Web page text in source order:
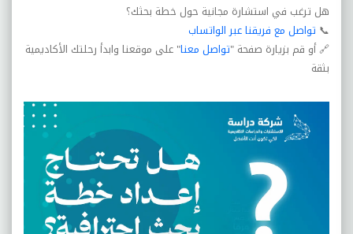
هل ترغب في استشارة مجانية حول خطة بحثك؟
📞 تواصل مع فريقنا عبر الواتساب
🔗أو قم بزيارة صفحة "تواصل معنا" على موقعنا وابدأ رحلتك الأكاديمية
بثقة